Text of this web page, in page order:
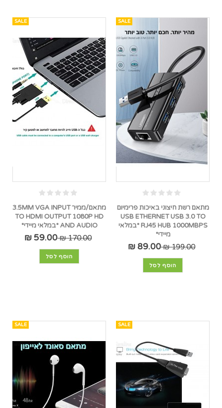
SALE
מתאם רשת חיצוני באיכות פרימיום
USB ETHERNET USB 3.0 TO
RJ45 HUB 1000MBPS *במלאי
מיידי*
199.00 ₪
89.00 ₪
הוסף לסל
SALE
מתאם/ממיר 3.5MM VGA INPUT
TO HDMI OUTPUT 1080P HD
AND AUDIO *במלאי מיידי*
170.00 ₪
59.00 ₪
הוסף לסל
SALE
SALE